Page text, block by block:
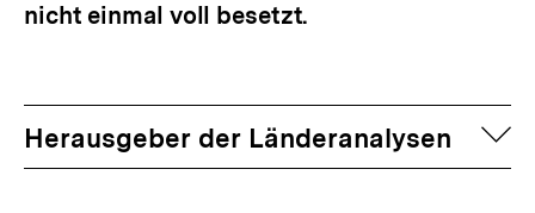
nicht einmal voll besetzt.
Herausgeber der Länderanalysen